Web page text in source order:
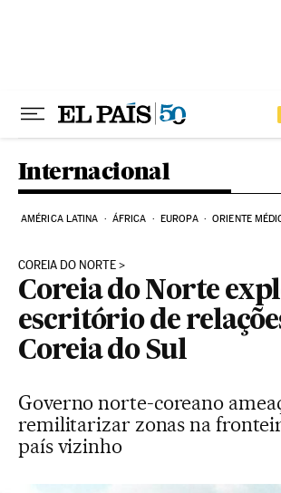
Internacional
AMÉRICA LATINA ÁFRICA EUROPA ORIENTE
COREIA DO NORTE
Coreia do Norte
escritório de
Coreia do Sul
Governo norte-coreano
remilitarizar zonas na
país vizinho